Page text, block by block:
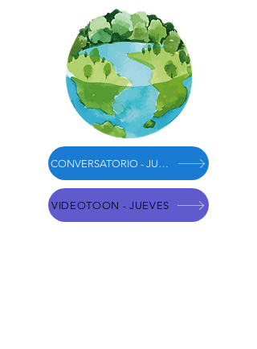
CONVERSATORIO - JUEVES
VIDEOTOON - JUEVES